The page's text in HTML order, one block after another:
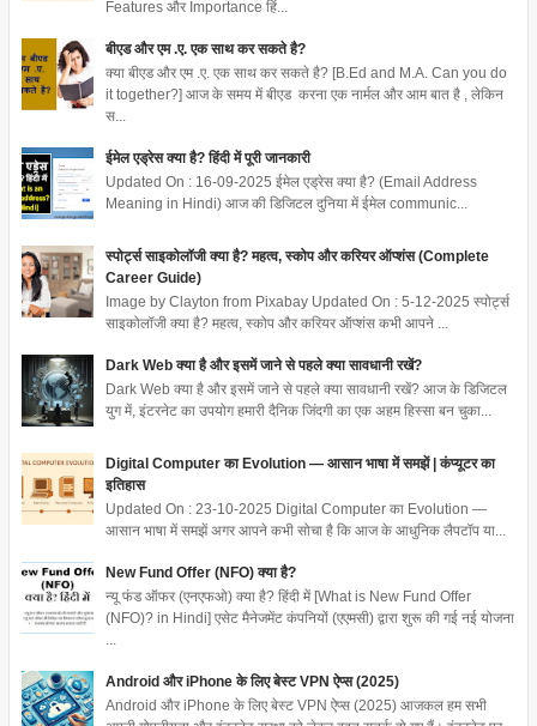
Features और Importance हिं...
बीएड और एम .ए. एक साथ कर सकते है?
क्या बीएड और एम .ए. एक साथ कर सकते है? [B.Ed and M.A. Can you do
it together?] आज के समय में बीएड करना एक नार्मल और आम बात है , लेकिन
स...
ईमेल एड्रेस क्या है? हिंदी में पूरी जानकारी
Updated On : 16-09-2025 ईमेल एड्रेस क्या है? (Email Address
Meaning in Hindi) आज की डिजिटल दुनिया में ईमेल communic...
स्पोर्ट्स साइकोलॉजी क्या है? महत्व, स्कोप और करियर ऑप्शंस (Complete
Career Guide)
Image by Clayton from Pixabay Updated On : 5-12-2025 स्पोर्ट्स
साइकोलॉजी क्या है? महत्व, स्कोप और करियर ऑप्शंस कभी आपने ...
Dark Web क्या है और इसमें जाने से पहले क्या सावधानी रखें?
Dark Web क्या है और इसमें जाने से पहले क्या सावधानी रखें? आज के डिजिटल
युग में, इंटरनेट का उपयोग हमारी दैनिक जिंदगी का एक अहम हिस्सा बन चुका...
Digital Computer का Evolution — आसान भाषा में समझें | कंप्यूटर का
इतिहास
Updated On : 23-10-2025 Digital Computer का Evolution —
आसान भाषा में समझें अगर आपने कभी सोचा है कि आज के आधुनिक लैपटॉप या...
New Fund Offer (NFO) क्या है?
न्यू फंड ऑफर (एनएफओ) क्या है? हिंदी में [What is New Fund Offer
(NFO)? in Hindi] एसेट मैनेजमेंट कंपनियों (एएमसी) द्वारा शुरू की गई नई योजना
...
Android और iPhone के लिए बेस्ट VPN ऐप्स (2025)
Android और iPhone के लिए बेस्ट VPN ऐप्स (2025) आजकल हम सभी